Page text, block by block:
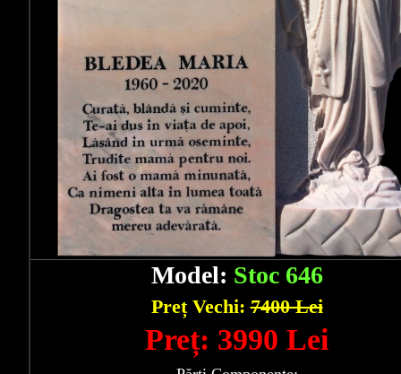
Model: Stoc 646
Preț Vechi:7400 Lei
Preț: 3990 Lei